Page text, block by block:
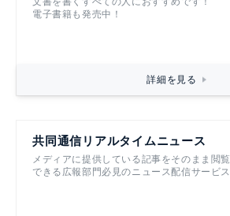
電子書籍も発売中！
詳細を見る
共同通信リアルタイムニュース
メディアに提供している記事をそのまま閲覧
できる広報部門必見のニュース配信サービス